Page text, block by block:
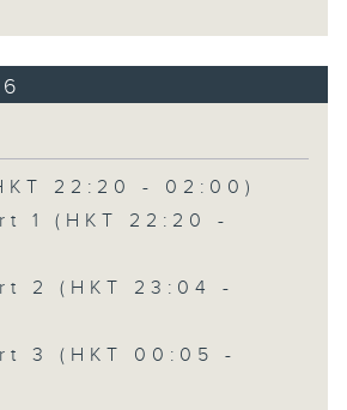
22:20 - 02:00)
1 (HKT 22:20 -
2 (HKT 23:04 -
3 (HKT 00:05 -